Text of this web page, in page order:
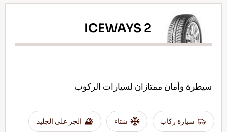
ICEWAYS 2
سيطرة وأمان ممتازان لسيارات الركوب
سيارة ركاب شتاء الجر على الجليد